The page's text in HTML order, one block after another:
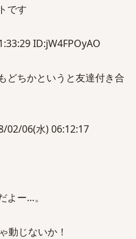
です
ID:jW4FPOyAO
どちかというと友達付き合
02/06(水) 06:12:17
よー…。
動じないか！